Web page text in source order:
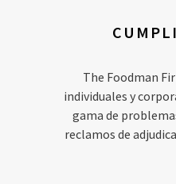
The Foodman
individuales y
gama de
reclamos de